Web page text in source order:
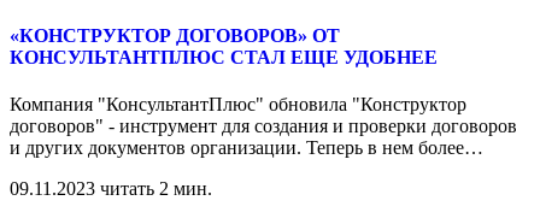
«КОНСТРУКТОР ДОГОВОРОВ» ОТ
КОНСУЛЬТАНТПЛЮС СТАЛ ЕЩЕ УДОБНЕЕ
Компания "КонсультантПлюс" обновила "Конструктор
договоров" - инструмент для создания и проверки договоров
и других документов организации. Теперь в нем более…
09.11.2023 читать 2 мин.